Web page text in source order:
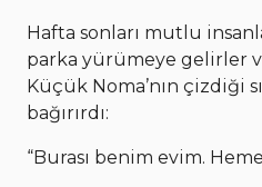
Hafta sonları mutlu
parka yürümeye gelirler
Küçük Noma’nın çizdiği
bağırırdı:
“Burası benim evim.